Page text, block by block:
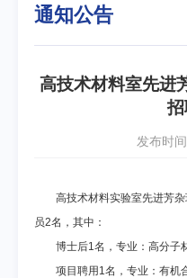
通知公告
高技术材料室先进
发布时
高技术材料实验室先进芳杂
员2名，其中：
博士后1名，专业：高分子
项目聘用 1名，专业：有机